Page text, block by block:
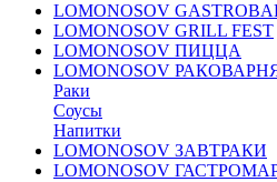
LOMONOSOV
LOMONOSOV GRILL FEST
LOMONOSOV ПИЦЦА
LOMONOSOV
Раки
Соусы
Напитки
LOMONOSOV ЗАВТРАКИ
LOMONOSOV